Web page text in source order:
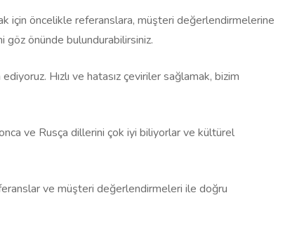
için öncelikle referanslara, müşteri değerlendirmelerine
göz önünde bulundurabilirsiniz.
Hızlı ve hatasız çeviriler sağlamak, bizim
ve Rusça dillerini çok iyi biliyorlar ve kültürel
ve müşteri değerlendirmeleri ile doğru